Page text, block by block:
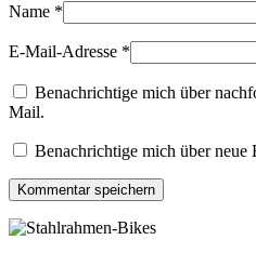
Name *
E-Mail-Adresse *
Benachrichtige mich über
Mail.
Benachrichtige mich über neue